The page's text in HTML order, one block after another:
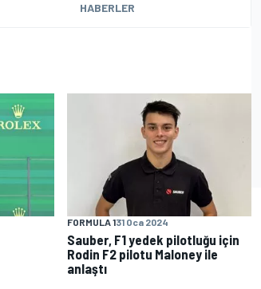
HABERLER
FORMULA 131 Oca 2024
Sauber, F1 yedek pilotluğu için
Rodin F2 pilotu Maloney ile
anlaştı